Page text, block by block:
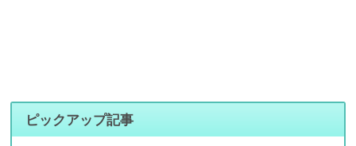
ピックアップ記事